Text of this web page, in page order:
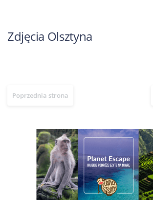
Zdjęcia Olsztyna
Poprzednia strona